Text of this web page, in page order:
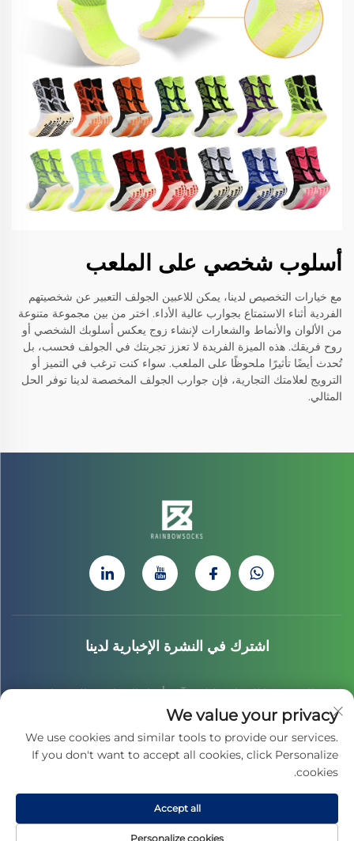
أسلوب شخصي على الملعب
مع خيارات التخصيص لدينا، يمكن للاعبين الجولف التعبير عن شخصيتهم
الفردية أثناء الاستمتاع بجوارب عالية الأداء. اختر من بين مجموعة متنوعة
من الألوان والأنماط والشعارات لإنشاء زوج يعكس أسلوبك الشخصي أو
روح فريقك. هذه الميزة الفريدة لا تعزز تجربتك في الجولف فحسب، بل
تُحدث أيضًا تأثيرًا ملحوظًا على الملعب. سواء كنت ترغب في التميز أو
الترويج لعلامتك التجارية، فإن جوارب الجولف المخصصة لدينا توفر الحل
المثالي.
اشترك في النشرة الإخبارية لدينا
انضم إلى نشرتنا الإخبارية لتلقي آخر أخبار الصناعة، والتحديثات،
والرؤى من فريقنا.
We value your privacy
We use cookies and similar tools to provide our services.
If you don't want to accept all cookies, click Personalize
cookies.
Personalize cookies
Accept all